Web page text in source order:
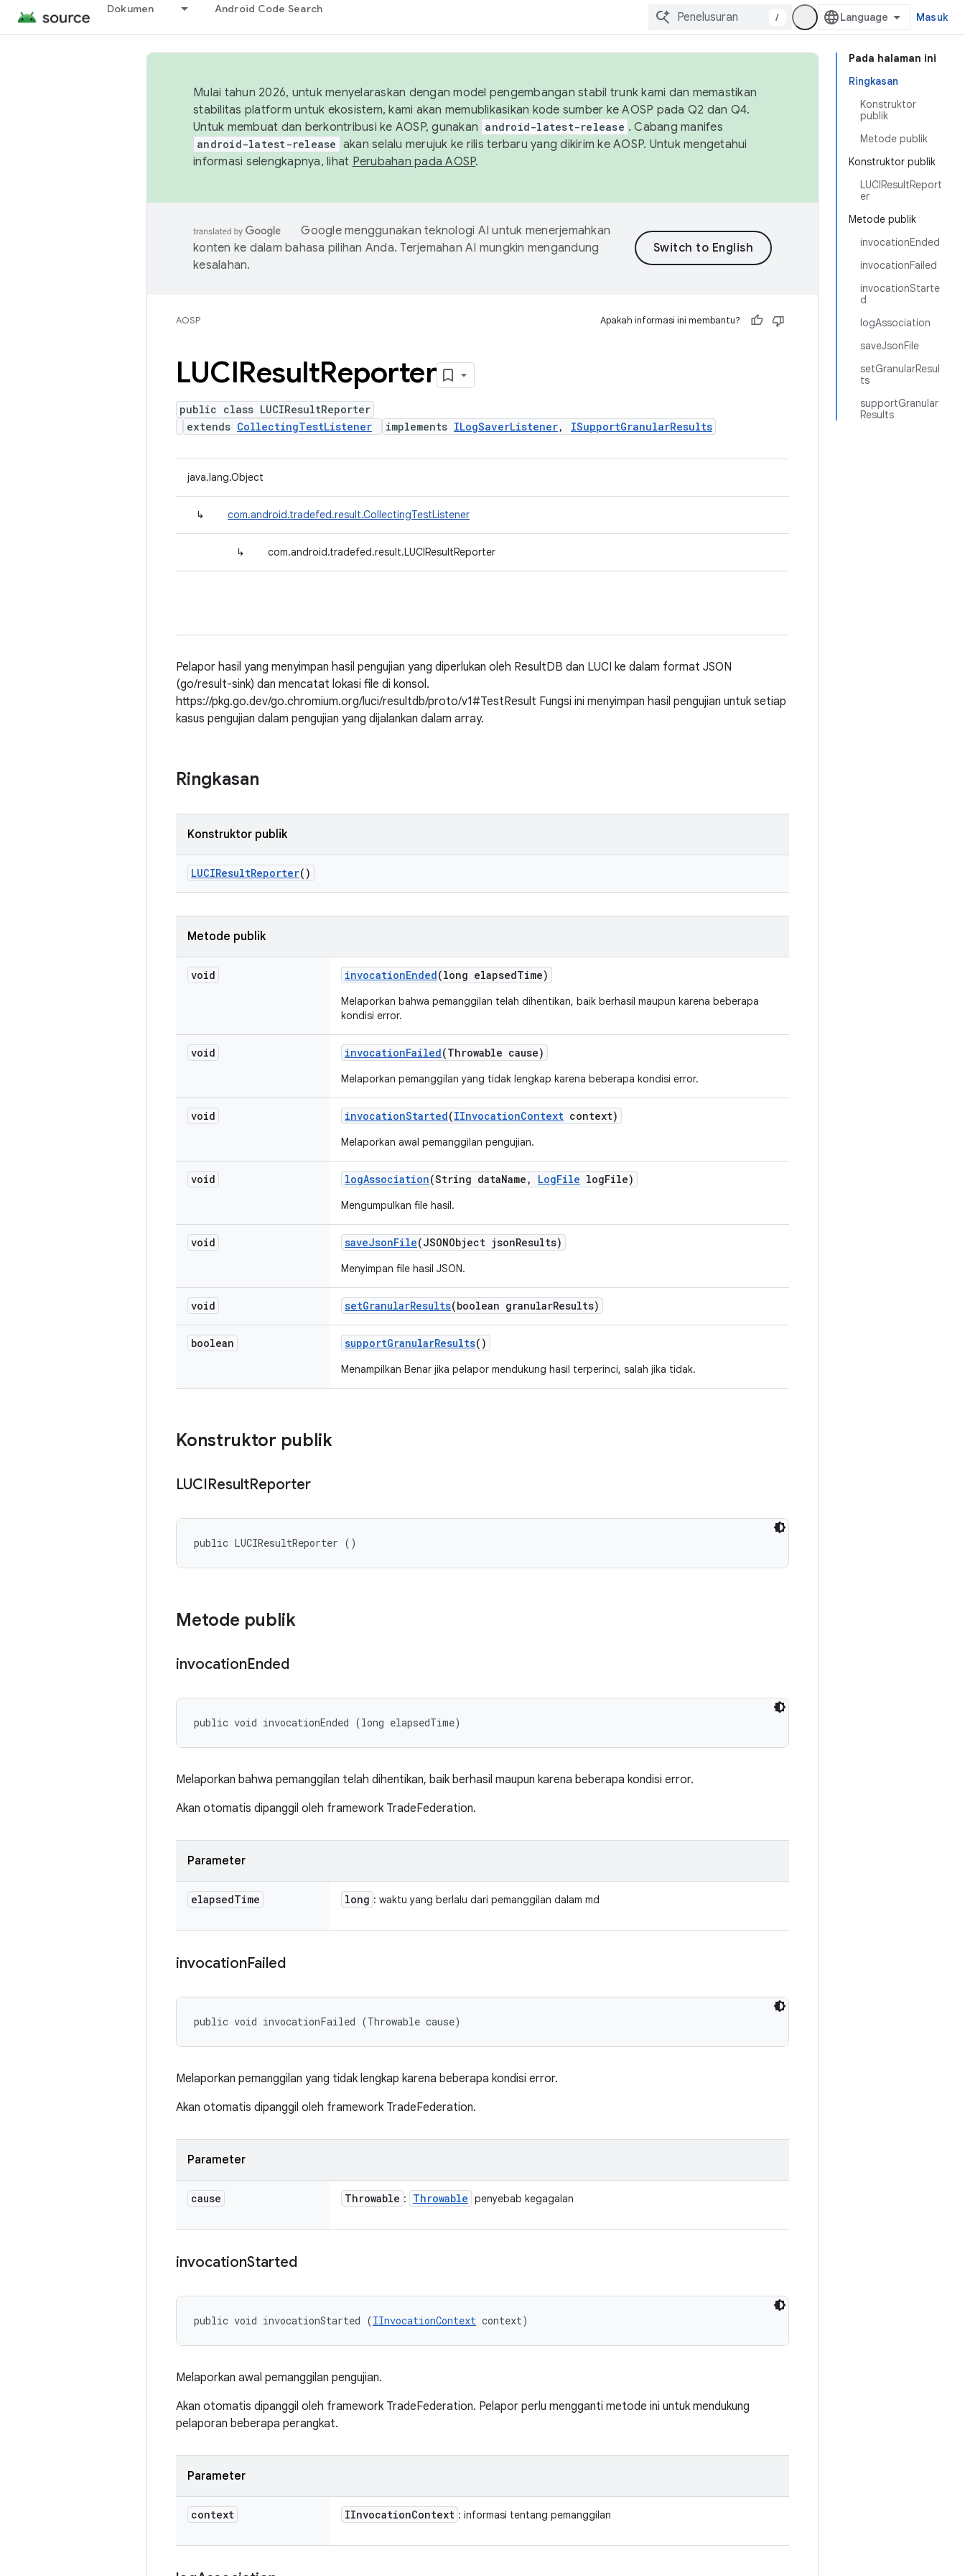
Dokumen Android Code Search
/ Masuk
Pada halaman ini
Ringkasan
Konstruktor
publik
Metode publik
Konstruktor publik
LUCIResultReport
er
Metode publik
invocationEnded
invocationFailed
invocationStarte
d
logAssociation
saveJsonFile
setGranularResul
ts
supportGranular
Results
Mulai tahun 2026, untuk menyelaraskan dengan model pengembangan stabil trunk kami dan memastikan
stabilitas platform untuk ekosistem, kami akan memublikasikan kode sumber ke AOSP pada Q2 dan Q4.
Untuk membuat dan berkontribusi ke AOSP, gunakan android-latest-release . Cabang manifes
android-latest-release akan selalu merujuk ke rilis terbaru yang dikirim ke AOSP. Untuk mengetahui
informasi selengkapnya, lihat Perubahan pada AOSP.
Google menggunakan teknologi AI untuk menerjemahkan
konten ke dalam bahasa pilihan Anda. Terjemahan AI mungkin mengandung
kesalahan.
AOSP Apakah informasi ini membantu?
LUCIResultReporter
public class LUCIResultReporter
extends CollectingTestListener implements ILogSaverListener, ISupportGranularResults
java.lang.Object
↳ com.android.tradefed.result.CollectingTestListener
↳ com.android.tradefed.result.LUCIResultReporter
Pelapor hasil yang menyimpan hasil pengujian yang diperlukan oleh ResultDB dan LUCI ke dalam format JSON
(go/result-sink) dan mencatat lokasi file di konsol.
https://pkg.go.dev/go.chromium.org/luci/resultdb/proto/v1#TestResult Fungsi ini menyimpan hasil pengujian untuk setiap
kasus pengujian dalam pengujian yang dijalankan dalam array.
Ringkasan
Konstruktor publik
LUCIResultReporter()
Metode publik
void invocationEnded(long elapsedTime)
Melaporkan bahwa pemanggilan telah dihentikan, baik berhasil maupun karena beberapa
kondisi error.
void invocationFailed(Throwable cause)
Melaporkan pemanggilan yang tidak lengkap karena beberapa kondisi error.
void invocationStarted(IInvocationContext context)
Melaporkan awal pemanggilan pengujian.
void logAssociation(String dataName , LogFile logFile)
Mengumpulkan file hasil.
void saveJsonFile(JSONObject jsonResults)
Menyimpan file hasil JSON.
void setGranularResults(boolean granularResults)
boolean supportGranularResults()
Menampilkan Benar jika pelapor mendukung hasil terperinci, salah jika tidak.
Konstruktor publik
LUCIResultReporter
public LUCIResultReporter ()
Metode publik
invocationEnded
public void invocationEnded (long elapsedTime)
Melaporkan bahwa pemanggilan telah dihentikan, baik berhasil maupun karena beberapa kondisi error.
Akan otomatis dipanggil oleh framework TradeFederation.
Parameter
elapsedTime long : waktu yang berlalu dari pemanggilan dalam md
invocationFailed
public void invocationFailed (Throwable cause)
Melaporkan pemanggilan yang tidak lengkap karena beberapa kondisi error.
Akan otomatis dipanggil oleh framework TradeFederation.
Parameter
cause Throwable : Throwable penyebab kegagalan
invocationStarted
public void invocationStarted (IInvocationContext context)
Melaporkan awal pemanggilan pengujian.
Akan otomatis dipanggil oleh framework TradeFederation. Pelapor perlu mengganti metode ini untuk mendukung
pelaporan beberapa perangkat.
Parameter
context IInvocationContext : informasi tentang pemanggilan